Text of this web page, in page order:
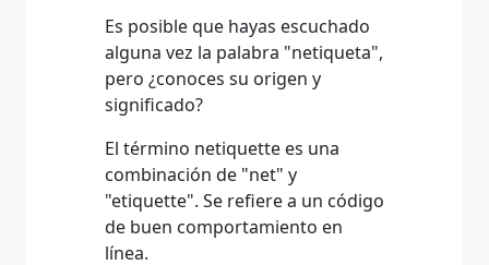
Es posible que hayas escuchado
alguna vez la palabra "netiqueta",
pero ¿conoces su origen y
significado?
El término netiquette es una
combinación de "net" y
"etiquette". Se refiere a un código
de buen comportamiento en
línea.